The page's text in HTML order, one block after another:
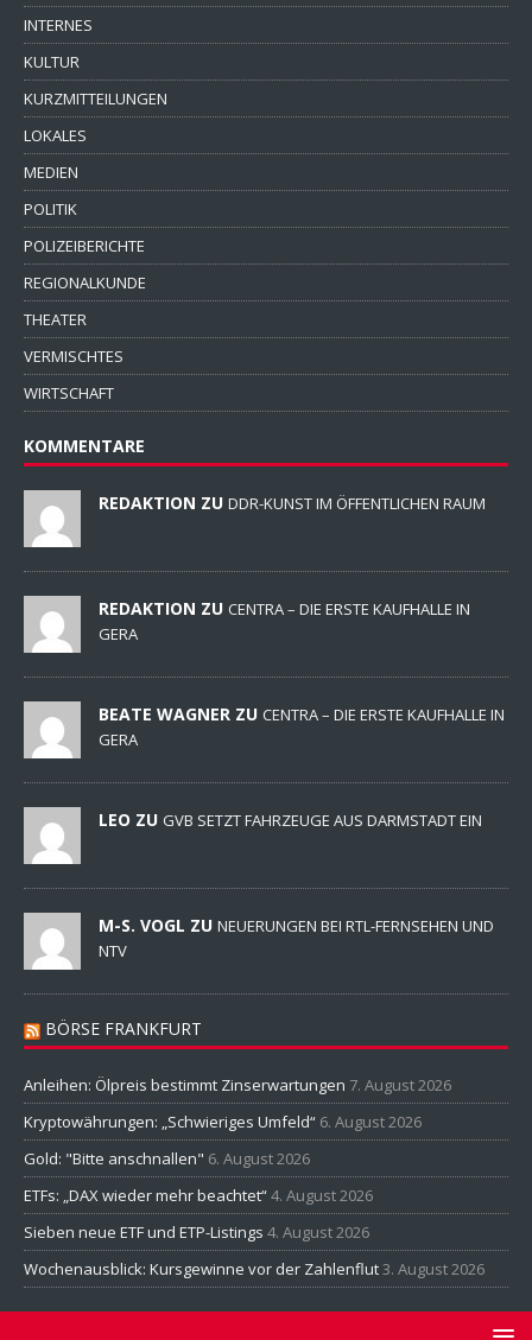
INTERNES
KULTUR
KURZMITTEILUNGEN
LOKALES
MEDIEN
POLITIK
POLIZEIBERICHTE
REGIONALKUNDE
THEATER
VERMISCHTES
WIRTSCHAFT
KOMMENTARE
REDAKTION ZU DDR-KUNST IM ÖFFENTLICHEN RAUM
REDAKTION ZU CENTRA – DIE ERSTE KAUFHALLE IN
GERA
BEATE WAGNER ZU CENTRA – DIE ERSTE KAUFHALLE IN
GERA
LEO ZU GVB SETZT FAHRZEUGE AUS DARMSTADT EIN
M-S. VOGL ZU NEUERUNGEN BEI RTL-FERNSEHEN UND
NTV
BÖRSE FRANKFURT
Anleihen: Ölpreis bestimmt Zinserwartungen 7. August 2026
Kryptowährungen: „Schwieriges Umfeld“ 6. August 2026
Gold: "Bitte anschnallen" 6. August 2026
ETFs: „DAX wieder mehr beachtet“4. August 2026
Sieben neue ETF und ETP-Listings 4. August 2026
Wochenausblick: Kursgewinne vor der Zahlenflut3. August 2026